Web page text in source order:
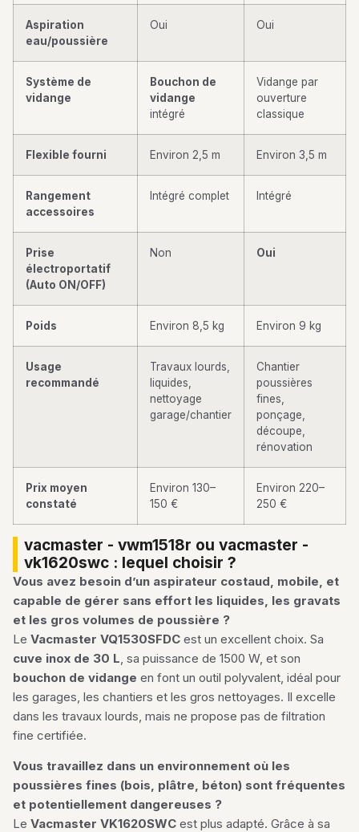
Aspiration
eau/poussière
Oui Oui
Système de
vidange
Bouchon de
vidange
intégré
Vidange par
ouverture
classique
Flexible fourni Environ 2,5 m Environ 3,5 m
Rangement
accessoires
Intégré complet Intégré
Prise
électroportatif
(Auto ON/OFF)
Non Oui
Poids Environ 8,5 kg Environ 9 kg
Usage
recommandé
Travaux lourds,
liquides,
nettoyage
garage/chantier
Chantier
poussières
fines,
ponçage,
découpe,
rénovation
Prix moyen
constaté
Environ 130–
150 €
Environ 220–
250 €
vacmaster - vwm1518r ou vacmaster -
vk1620swc : lequel choisir ?
Vous avez besoin d’un aspirateur costaud, mobile, et
capable de gérer sans effort les liquides, les gravats
et les gros volumes de poussière ?
Le Vacmaster VQ1530SFDC est un excellent choix. Sa
cuve inox de 30 L , sa puissance de 1500 W, et son
bouchon de vidange en font un outil polyvalent, idéal pour
les garages, les chantiers et les gros nettoyages. Il excelle
dans les travaux lourds, mais ne propose pas de filtration
fine certifiée.
Vous travaillez dans un environnement où les
poussières fines (bois, plâtre, béton) sont fréquentes
et potentiellement dangereuses ?
Le Vacmaster VK1620SWC est plus adapté. Grâce à sa